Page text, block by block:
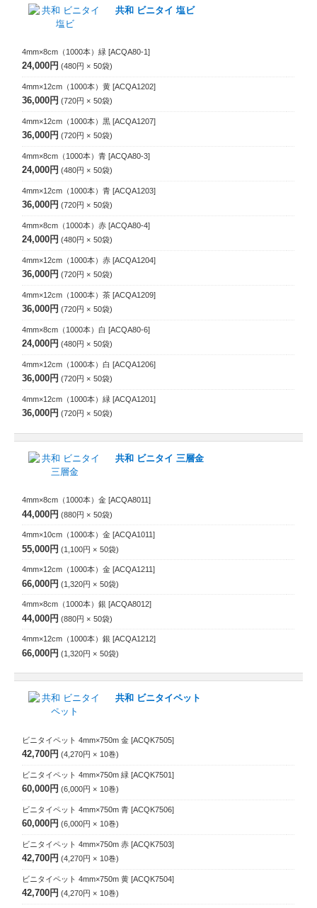
共和 ビニタイ 塩ビ
4mm×8cm（1000本）緑 [ACQA80-1]
24,000円 480円 50袋
4mm×12cm（1000本）黄 [ACQA1202]
36,000円 720円 50袋
4mm×12cm（1000本）黒 [ACQA1207]
36,000円 720円 50袋
4mm×8cm（1000本）青 [ACQA80-3]
24,000円 480円 50袋
4mm×12cm（1000本）青 [ACQA1203]
36,000円 720円 50袋
4mm×8cm（1000本）赤 [ACQA80-4]
24,000円 480円 50袋
4mm×12cm（1000本）赤 [ACQA1204]
36,000円 720円 50袋
4mm×12cm（1000本）茶 [ACQA1209]
36,000円 720円 50袋
4mm×8cm（1000本）白 [ACQA80-6]
24,000円 480円 50袋
4mm×12cm（1000本）白 [ACQA1206]
36,000円 720円 50袋
4mm×12cm（1000本）緑 [ACQA1201]
36,000円 720円 50袋
共和 ビニタイ 三層金
4mm×8cm（1000本）金 [ACQA8011]
44,000円 880円 50袋
4mm×10cm（1000本）金 [ACQA1011]
55,000円 1,100円 50袋
4mm×12cm（1000本）金 [ACQA1211]
66,000円 1,320円 50袋
4mm×8cm（1000本）銀 [ACQA8012]
44,000円 880円 50袋
4mm×12cm（1000本）銀 [ACQA1212]
66,000円 1,320円 50袋
共和 ビニタイペット
ビニタイペット 4mm×750m 金 [ACQK7505]
42,700円 4,270円 10巻
ビニタイペット 4mm×750m 緑 [ACQK7501]
60,000円 6,000円 10巻
ビニタイペット 4mm×750m 青 [ACQK7506]
60,000円 6,000円 10巻
ビニタイペット 4mm×750m 赤 [ACQK7503]
42,700円 4,270円 10巻
ビニタイペット 4mm×750m 黄 [ACQK7504]
42,700円 4,270円 10巻